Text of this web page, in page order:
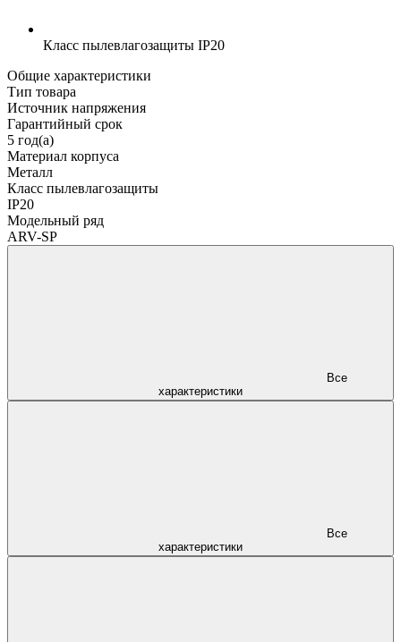
Класс пылевлагозащиты IP20
Общие характеристики
Тип товара
Источник напряжения
Гарантийный срок
5 год(а)
Материал корпуса
Металл
Класс пылевлагозащиты
IP20
Модельный ряд
ARV-SP
характеристики
характеристики